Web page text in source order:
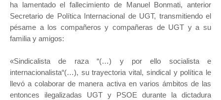
ha lamentado el fallecimiento de Manuel Bonmati, anterior
Secretario de Política Internacional de UGT, transmitiendo el
pésame a los compañeros y compañeras de UGT y a su
familia y amigos:
«Sindicalista de raza “(…) y por ello socialista e
internacionalista“(…), su trayectoria vital, sindical y política le
llevó a colaborar de manera activa en varios ámbitos de las
entonces ilegalizadas UGT y PSOE durante la dictadura